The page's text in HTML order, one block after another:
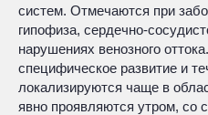
систем. Отмечаются при
гипофиза, сердечно-
нарушениях венозного
специфическое развитие и
локализируются чаще в
явно проявляются утром, со